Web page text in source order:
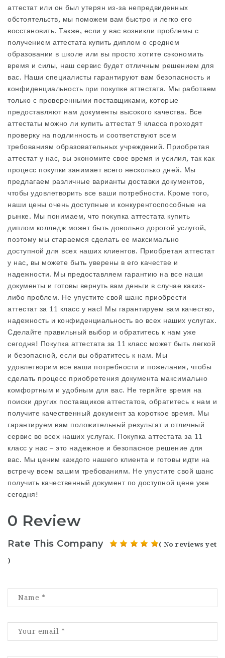
аттестат или он был утерян из-за непредвиденных
обстоятельств, мы поможем вам быстро и легко его
восстановить. Также, если у вас возникли проблемы с
получением аттестата купить диплом о среднем
образовании в школе или вы просто хотите сэкономить
время и силы, наш сервис будет отличным решением для
вас. Наши специалисты гарантируют вам безопасность и
конфиденциальность при покупке аттестата. Мы работаем
только с проверенными поставщиками, которые
предоставляют нам документы высокого качества. Все
аттестаты можно ли купить аттестат 9 класса проходят
проверку на подлинность и соответствуют всем
требованиям образовательных учреждений. Приобретая
аттестат у нас, вы экономите свое время и усилия, так как
процесс покупки занимает всего несколько дней. Мы
предлагаем различные варианты доставки документов,
чтобы удовлетворить все ваши потребности. Кроме того,
наши цены очень доступные и конкурентоспособные на
рынке. Мы понимаем, что покупка аттестата купить
диплом колледж может быть довольно дорогой услугой,
поэтому мы стараемся сделать ее максимально
доступной для всех наших клиентов. Приобретая аттестат
у нас, вы можете быть уверены в его качестве и
надежности. Мы предоставляем гарантию на все наши
документы и готовы вернуть вам деньги в случае каких-
либо проблем. Не упустите свой шанс приобрести
аттестат за 11 класс у нас! Мы гарантируем вам качество,
надежность и конфиденциальность во всех наших услугах.
Сделайте правильный выбор и обратитесь к нам уже
сегодня! Покупка аттестата за 11 класс может быть легкой
и безопасной, если вы обратитесь к нам. Мы
удовлетворим все ваши потребности и пожелания, чтобы
сделать процесс приобретения документа максимально
комфортным и удобным для вас. Не теряйте время на
поиски других поставщиков аттестатов, обратитесь к нам и
получите качественный документ за короткое время. Мы
гарантируем вам положительный результат и отличный
сервис во всех наших услугах. Покупка аттестата за 11
класс у нас – это надежное и безопасное решение для
вас. Мы ценим каждого нашего клиента и готовы идти на
встречу всем вашим требованиям. Не упустите свой шанс
получить качественный документ по доступной цене уже
сегодня!
0 Review
Rate This Company ( No reviews yet
)